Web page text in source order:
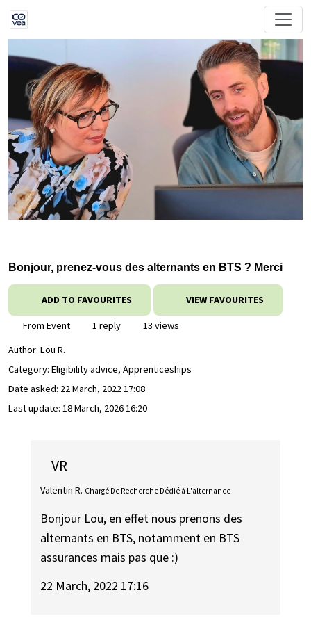
Bonjour, prenez-vous des alternants en BTS ? Merci
ADD TO FAVOURITES VIEW FAVOURITES
From Event 1 reply
13 views
Author: Lou R.
Category: Eligibility advice, Apprenticeships
Date asked: 22 March, 2022 17:08
Last update: 18 March, 2026 16:20
VR
Valentin R. Chargé De Recherche Dédié à L'alternance
Bonjour Lou, en effet nous prenons des
alternants en BTS, notamment en BTS
assurances mais pas que :)
22 March, 2022 17:16